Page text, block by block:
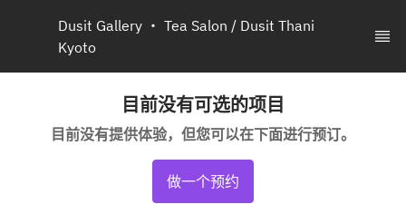
Dusit Gallery ・ Tea Salon / Dusit Thani
Kyoto
目前没有可选的项目
目前没有提供体验，但您可以在下面进行预订。
做一个预约